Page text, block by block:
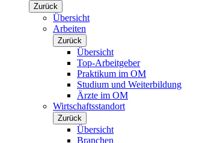
Zurück
Übersicht
Arbeiten
Zurück
Übersicht
Top-Arbeitgeber
Praktikum im OM
Studium und Weiterbildung
Ärzte im OM
Wirtschaftsstandort
Zurück
Übersicht
Branchen